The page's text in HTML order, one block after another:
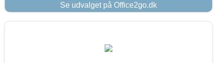
Se udvalget på Office2go.dk